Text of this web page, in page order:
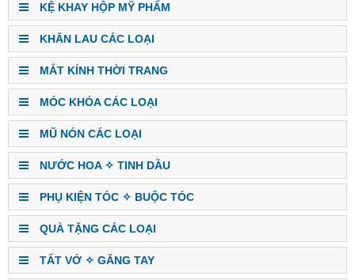
KỆ KHAY HỘP MỸ PHẨM
KHĂN LAU CÁC LOẠI
MẮT KÍNH THỜI TRANG
MÓC KHÓA CÁC LOẠI
MŨ NÓN CÁC LOẠI
NƯỚC HOA ✧ TINH DẦU
PHỤ KIỆN TÓC ✧ BUỘC TÓC
QUÀ TẶNG CÁC LOẠI
TẤT VỚ ✧ GĂNG TAY